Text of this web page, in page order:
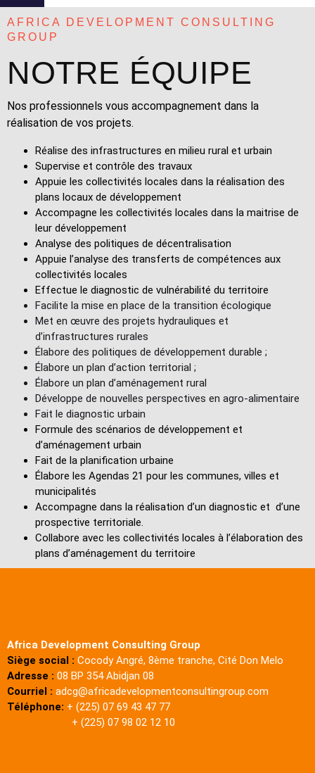
AFRICA DEVELOPMENT CONSULTING
GROUP
NOTRE ÉQUIPE
Nos professionnels vous accompagnement dans la
réalisation de vos projets.
Réalise des infrastructures en milieu rural et urbain
Supervise et contrôle des travaux
Appuie les collectivités locales dans la réalisation des
plans locaux de développement
Accompagne les collectivités locales dans la maitrise de
leur développement
Analyse des politiques de décentralisation
Appuie l’analyse des transferts de compétences aux
collectivités locales
Effectue le diagnostic de vulnérabilité du territoire
Facilite la mise en place de la transition écologique
Met en œuvre des projets hydrauliques et
d’infrastructures rurales
Élabore des politiques de développement durable ;
Élabore un plan d’action territorial ;
Élabore un plan d’aménagement rural
Développe de nouvelles perspectives en agro-alimentaire
Fait le diagnostic urbain
Formule des scénarios de développement et
d’aménagement urbain
Fait de la planification urbaine
Élabore les Agendas 21 pour les communes, villes et
municipalités
Accompagne dans la réalisation d’un diagnostic et d’une
prospective territoriale.
Collabore avec les collectivités locales à l’élaboration des
plans d’aménagement du territoire
Africa Development Consulting Group
Siège social : Cocody Angré, 8ème tranche, Cité Don Melo
Adresse : 08 BP 354 Abidjan 08
Courriel : adcg@africadevelopmentconsultingroup.com
Téléphone: + (225) 07 69 43 47 77
+ (225) 07 98 02 12 10